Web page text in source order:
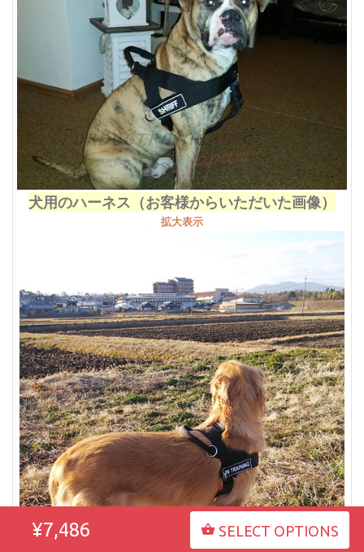
¥7,486 SELECT OPTIONS
犬用のハーネス（お客様からいただいた画像）
拡大表示